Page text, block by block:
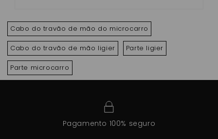
Cabo do travão de mão do microcarro
Cabo do travão de mão ligier Parte ligier
Parte microcarro
Pagamento 100% seguro